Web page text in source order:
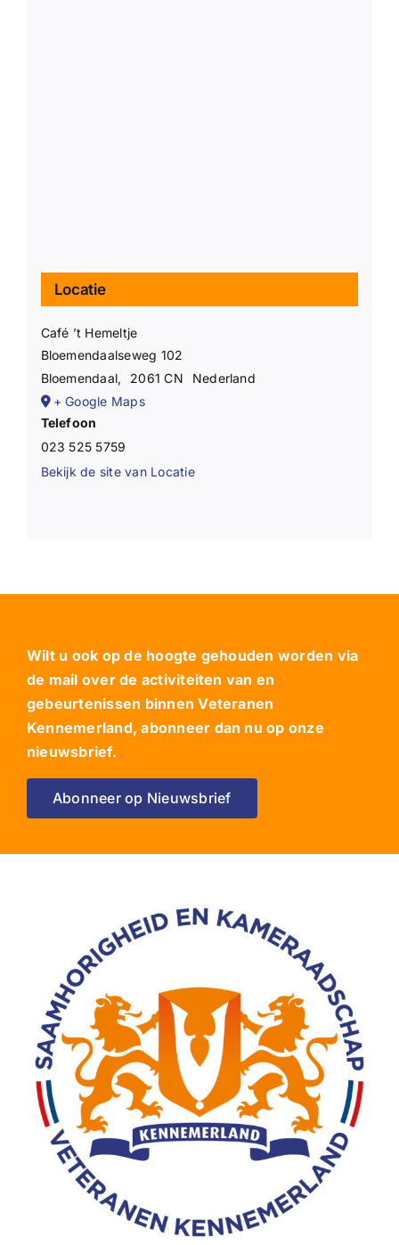
Locatie
Café ’t Hemeltje
Bloemendaalseweg 102
Bloemendaal, 2061 CN
Nederland
+ Google Maps
Telefoon
023 525 5759
Bekijk de site van Locatie
Wilt u ook op de hoogte gehouden worden via
de mail over de activiteiten van en
gebeurtenissen binnen Veteranen
Kennemerland, abonneer dan nu op onze
nieuwsbrief.
Abonneer op Nieuwsbrief